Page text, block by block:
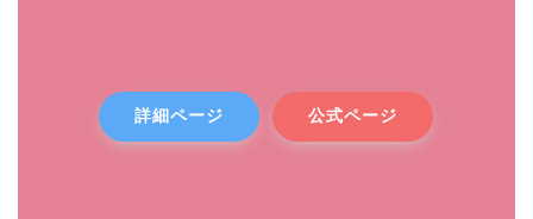
詳細ページ 公式ページ